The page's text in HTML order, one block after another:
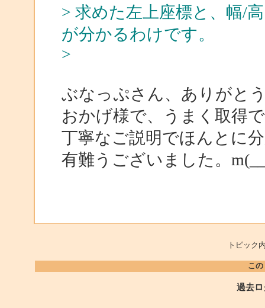
> 求めた左上座標と、幅/
が分かるわけです。
>
ぶなっぷさん、ありがと
おかげ様で、うまく取得
丁寧なご説明でほんとに
有難うございました。
トピッ
こ
過去